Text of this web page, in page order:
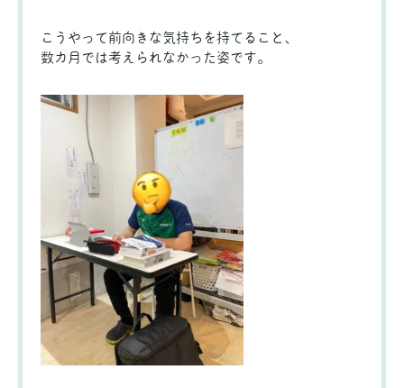
こうやって前向きな気持ちを持てること、
数カ月では考えられなかった姿です。